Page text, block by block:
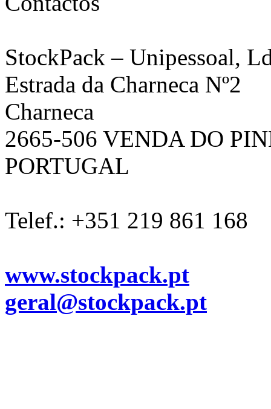
StockPack – Unipessoal,
Estrada da Charneca Nº2
Charneca
2665-506 VENDA DO
PORTUGAL
Telef.: +351 219 861 168
www.stockpack.pt
geral@stockpack.pt